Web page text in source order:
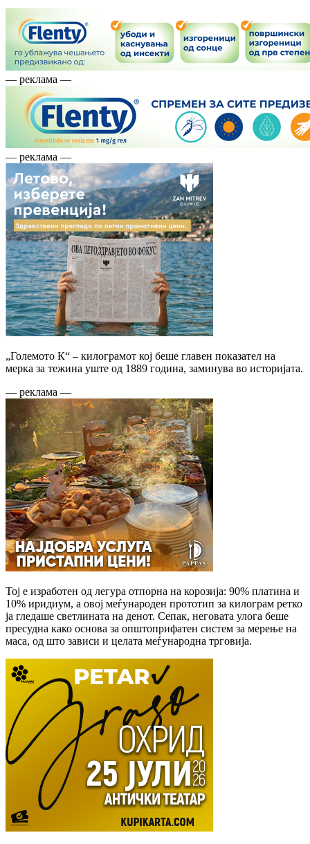
— реклама —
— реклама —
„Големото К“ – килограмот кој беше главен показател на
мерка за тежина уште од 1889 година, заминува во историјата.
— реклама —
Тој е изработен од легура отпорна на корозија: 90% платина и
10% иридиум, а овој меѓународен прототип за килограм ретко
ја гледаше светлината на денот. Сепак, неговата улога беше
пресудна како основа за општоприфатен систем за мерење на
маса, од што зависи и целата меѓународна трговија.